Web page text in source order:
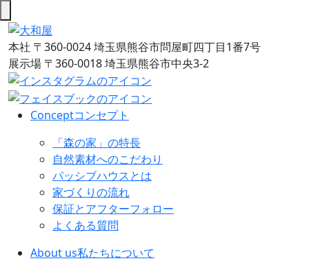
本社 〒360-0024 埼玉県熊谷市問屋町四丁目1番7号
展示場 〒360-0018 埼玉県熊谷市中央3-2
Conceptコンセプト
「森の家」の特長
自然素材へのこだわり
パッシブハウスとは
家づくりの流れ
保証とアフターフォロー
よくある質問
About us私たちについて